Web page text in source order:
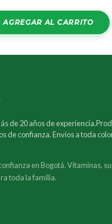
AGREGAR AL CARRITO
de 20 años de
de confianza. Envios a toda
en Bogotá. Vitaminas,
toda la familia.